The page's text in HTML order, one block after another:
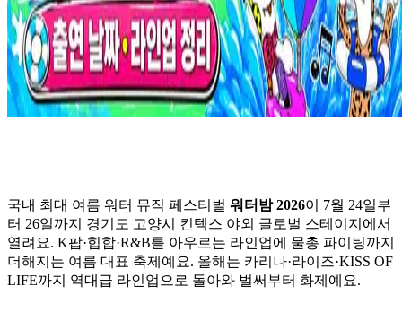
국내 최대 여름 워터 뮤직 페스티벌 워터밤 2026이 7월 24일부
터 26일까지 경기도 고양시 킨텍스 야외 글로벌 스테이지에서
열려요. K팝·힙합·R&B를 아우르는 라인업에 물총 파이팅까지
더해지는 여름 대표 축제예요. 올해는 카리나·라이즈·KISS OF
LIFE까지 역대급 라인업으로 돌아와 벌써부터 화제예요.